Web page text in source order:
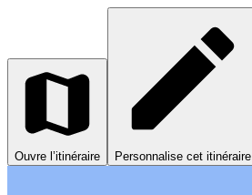
Ouvre l’itinéraire Personnalise cet itinéraire